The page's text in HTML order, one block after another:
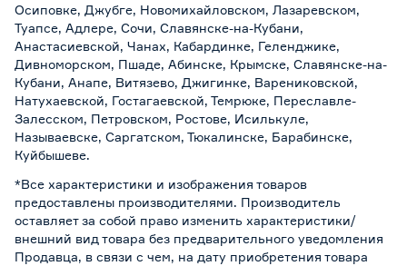
Осиповке, Джубге, Новомихайловском, Лазаревском,
Туапсе, Адлере, Сочи, Славянске-на-Кубани,
Анастасиевской, Чанах, Кабардинке, Геленджике,
Дивноморском, Пшаде, Абинске, Крымске, Славянске-на-
Кубани, Анапе, Витязево, Джигинке, Варениковской,
Натухаевской, Гостагаевской, Темрюке, Переславле-
Залесском, Петровском, Ростове, Исилькуле,
Называевске, Саргатском, Тюкалинске, Барабинске,
Куйбышеве.
*Все характеристики и изображения товаров
предоставлены производителями. Производитель
оставляет за собой право изменить характеристики/
внешний вид товара без предварительного уведомления
Продавца, в связи с чем, на дату приобретения товара